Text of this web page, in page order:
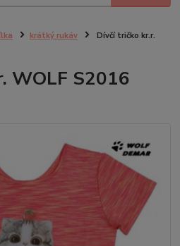
krátký rukáv
Dívčí tričko kr.r.
WOLF S2016